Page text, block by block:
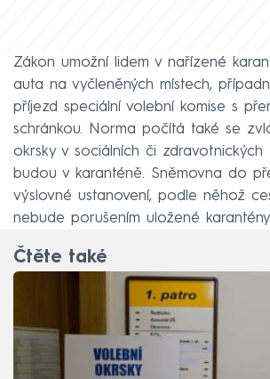
Zákon umožní lidem v nařízené
auta na vyčleněných místech,
příjezd speciální volební komise s
schránkou. Norma počítá také se
okrsky v sociálních či zdravotnických
budou v karanténě. Sněmovna do
výslovné ustanovení, podle něhož
nebude porušením uložené
Čtěte také